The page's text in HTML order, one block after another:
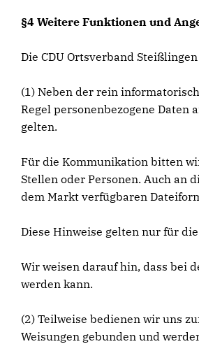
§4 Weitere Funktionen und
Die CDU Ortsverband
(1) Neben der rein
Regel personenbezogene
gelten.
Für die Kommunikation bitten
Stellen oder Personen. Auch an
dem Markt verfügbaren
Diese Hinweise gelten nur für
Wir weisen darauf hin, dass bei
werden kann.
(2) Teilweise bedienen wir uns
Weisungen gebunden und